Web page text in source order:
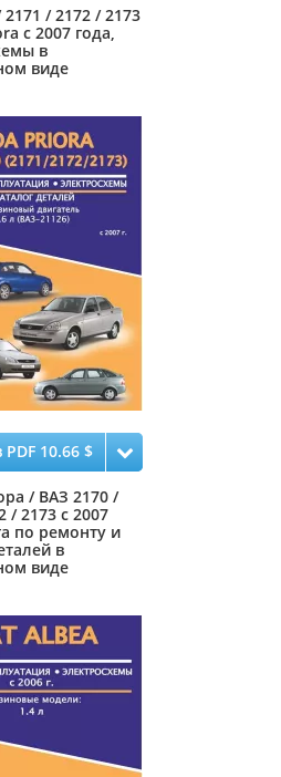
/ 2172 / 2173
с 2007 года,
в
виде
10.66 $
/ ВАЗ 2170 /
/ 2173 с 2007
по ремонту и
в
виде